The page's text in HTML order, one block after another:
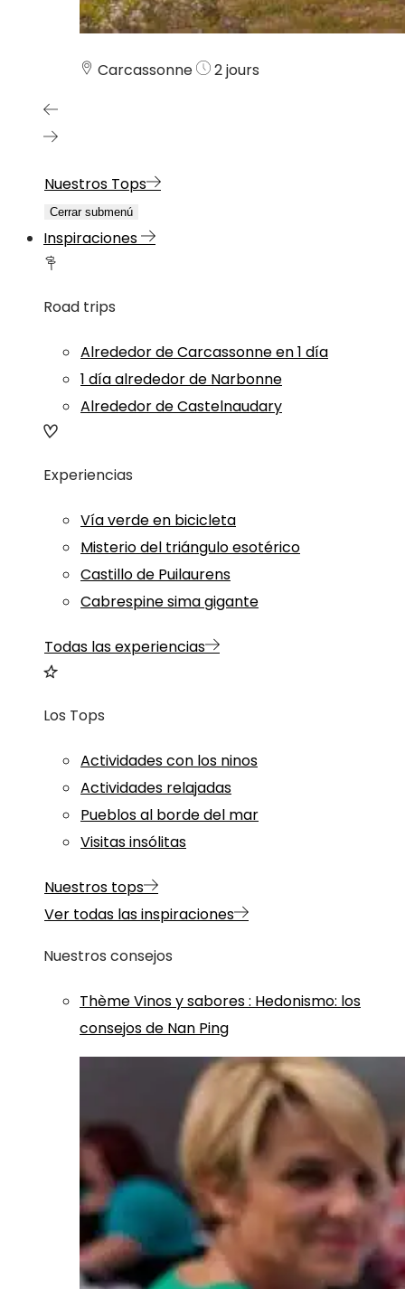
Carcassonne 2 jours
Nuestros Tops
Cerrar submenú
Inspiraciones
Road trips
Alrededor de Carcassonne en 1 día
1 día alrededor de Narbonne
Alrededor de Castelnaudary
Experiencias
Vía verde en bicicleta
Misterio del triángulo esotérico
Castillo de Puilaurens
Cabrespine sima gigante
Todas las experiencias
Los Tops
Actividades con los ninos
Actividades relajadas
Pueblos al borde del mar
Visitas insólitas
Nuestros tops
Ver todas las inspiraciones
Nuestros consejos
ThèmeVinos y sabores: Hedonismo: los
consejos de Nan Ping